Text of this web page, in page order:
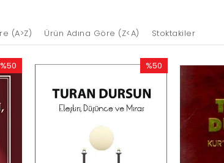
(A>Z) Ürün Adına Göre (Z<A) Stoktakiler
%50
%50
%50İndirim